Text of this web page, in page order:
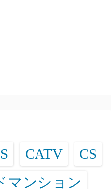
CATV CS
マンション